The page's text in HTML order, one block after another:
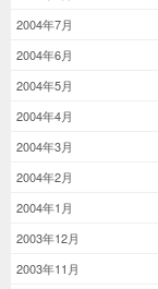
2004年7月
2004年6月
2004年5月
2004年4月
2004年3月
2004年2月
2004年1月
2003年12月
2003年11月